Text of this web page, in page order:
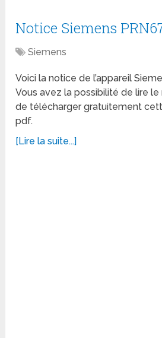
Notice Siemens
Siemens
Voici la notice de l’appareil
Vous avez la possibilité de lire le
de télécharger gratuitement
pdf.
[Lire la suite...]